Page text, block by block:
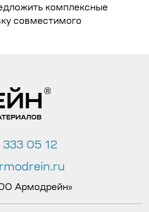
комплексные
совместимого
05 12
Армодрейн»